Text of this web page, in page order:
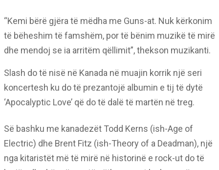
“Kemi bërë gjëra të mëdha me Guns-at. Nuk kërkonim
të bëheshim të famshëm, por të bënim muzikë të mirë
dhe mendoj se ia arritëm qëllimit”, thekson muzikanti.
Slash do të nisë në Kanada në muajin korrik një seri
koncertesh ku do të prezantojë albumin e tij të dytë
‘Apocalyptic Love’ që do të dalë të martën në treg.
Së bashku me kanadezët Todd Kerns (ish-Age of
Electric) dhe Brent Fitz (ish-Theory of a Deadman), një
nga kitaristët më të mirë në historinë e rock-ut do të